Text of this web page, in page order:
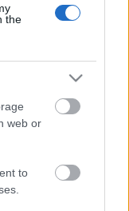
the
web or
to
kezdi az új